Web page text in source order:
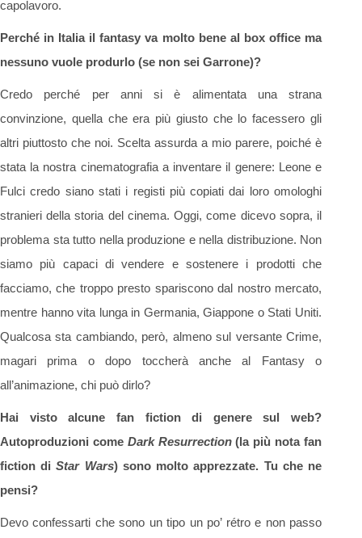
capolavoro.
Perché in Italia il fantasy va molto bene al box office ma
nessuno vuole produrlo (se non sei Garrone)?
Credo perché per anni si è alimentata una strana
convinzione, quella che era più giusto che lo facessero gli
altri piuttosto che noi. Scelta assurda a mio parere, poiché è
stata la nostra cinematografia a inventare il genere: Leone e
Fulci credo siano stati i registi più copiati dai loro omologhi
stranieri della storia del cinema. Oggi, come dicevo sopra, il
problema sta tutto nella produzione e nella distribuzione. Non
siamo più capaci di vendere e sostenere i prodotti che
facciamo, che troppo presto spariscono dal nostro mercato,
mentre hanno vita lunga in Germania, Giappone o Stati Uniti.
Qualcosa sta cambiando, però, almeno sul versante Crime,
magari prima o dopo toccherà anche al Fantasy o
all’animazione, chi può dirlo?
Hai visto alcune fan fiction di genere sul web?
Autoproduzioni come Dark Resurrection(la più nota fan
fiction diStar Wars) sono molto apprezzate. Tu che ne
pensi?
Devo confessarti che sono un tipo un po’ rétro e non passo